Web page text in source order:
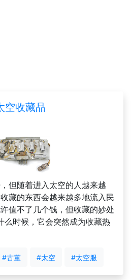
空收藏品
但随着进入太空的人越来越
藏的东西会越来越多地流入民
值不了几个钱，但收藏的妙处
么时候，它会突然成为收藏热
#古董 #太空 #太空服